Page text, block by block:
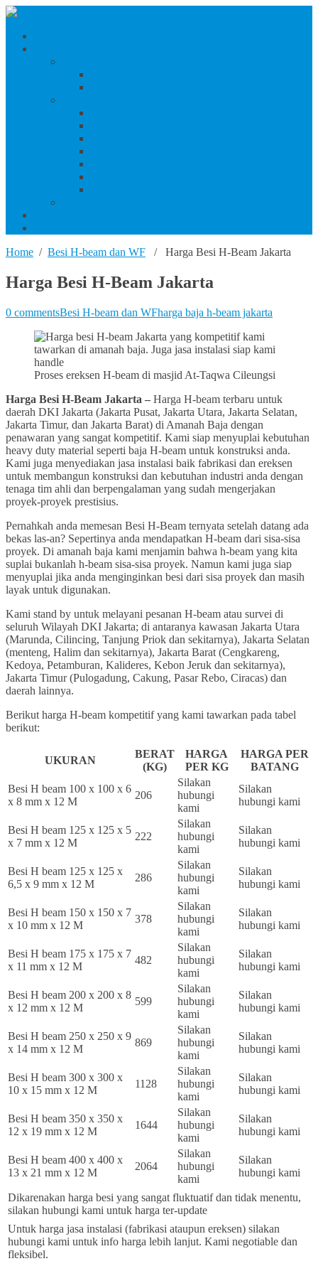
Home / Besi H-beam dan WF / Harga Besi H-Beam Jakarta
Harga Besi H-Beam Jakarta
0 commentsBesi H-beam dan WFharga baja h-beam jakarta
Proses ereksen H-beam di masjid At-Taqwa Cileungsi
Harga Besi H-Beam Jakarta – Harga H-beam terbaru untuk
daerah DKI Jakarta (Jakarta Pusat, Jakarta Utara, Jakarta Selatan,
Jakarta Timur, dan Jakarta Barat) di Amanah Baja dengan
penawaran yang sangat kompetitif. Kami siap menyuplai kebutuhan
heavy duty material seperti baja H-beam untuk konstruksi anda.
Kami juga menyediakan jasa instalasi baik fabrikasi dan ereksen
untuk membangun konstruksi dan kebutuhan industri anda dengan
tenaga tim ahli dan berpengalaman yang sudah mengerjakan
proyek-proyek prestisius.
Pernahkah anda memesan Besi H-Beam ternyata setelah datang ada
bekas las-an? Sepertinya anda mendapatkan H-beam dari sisa-sisa
proyek. Di amanah baja kami menjamin bahwa h-beam yang kita
suplai bukanlah h-beam sisa-sisa proyek. Namun kami juga siap
menyuplai jika anda menginginkan besi dari sisa proyek dan masih
layak untuk digunakan.
Kami stand by untuk melayani pesanan H-beam atau survei di
seluruh Wilayah DKI Jakarta; di antaranya kawasan Jakarta Utara
(Marunda, Cilincing, Tanjung Priok dan sekitarnya), Jakarta Selatan
(menteng, Halim dan sekitarnya), Jakarta Barat (Cengkareng,
Kedoya, Petamburan, Kalideres, Kebon Jeruk dan sekitarnya),
Jakarta Timur (Pulogadung, Cakung, Pasar Rebo, Ciracas) dan
daerah lainnya.
Berikut harga H-beam kompetitif yang kami tawarkan pada tabel
berikut:
UKURAN
BERAT
(KG)
HARGA
PER KG
HARGA PER
BATANG
Besi H beam 100 x 100 x 6
x 8 mm x 12 M
206
Silakan
hubungi
kami
Silakan
hubungi kami
Besi H beam 125 x 125 x 5
x 7 mm x 12 M
222
Silakan
hubungi
kami
Silakan
hubungi kami
Besi H beam 125 x 125 x
6,5 x 9 mm x 12 M
286
Silakan
hubungi
kami
Silakan
hubungi kami
Besi H beam 150 x 150 x 7
x 10 mm x 12 M
378
Silakan
hubungi
kami
Silakan
hubungi kami
Besi H beam 175 x 175 x 7
x 11 mm x 12 M
482
Silakan
hubungi
kami
Silakan
hubungi kami
Besi H beam 200 x 200 x 8
x 12 mm x 12 M
599
Silakan
hubungi
kami
Silakan
hubungi kami
Besi H beam 250 x 250 x 9
x 14 mm x 12 M
869
Silakan
hubungi
kami
Silakan
hubungi kami
Besi H beam 300 x 300 x
10 x 15 mm x 12 M
1128
Silakan
hubungi
kami
Silakan
hubungi kami
Besi H beam 350 x 350 x
12 x 19 mm x 12 M
1644
Silakan
hubungi
kami
Silakan
hubungi kami
Besi H beam 400 x 400 x
13 x 21 mm x 12 M
2064
Silakan
hubungi
kami
Silakan
hubungi kami
Dikarenakan harga besi yang sangat fluktuatif dan tidak menentu,
silakan hubungi kami untuk harga ter-update
Untuk harga jasa instalasi (fabrikasi ataupun ereksen) silakan
hubungi kami untuk info harga lebih lanjut. Kami negotiable dan
fleksibel.